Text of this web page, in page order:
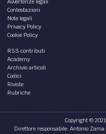
RELIGIONE / La meraviglia
L'Avvento: il significato
DIRITTO /
crioconservati.